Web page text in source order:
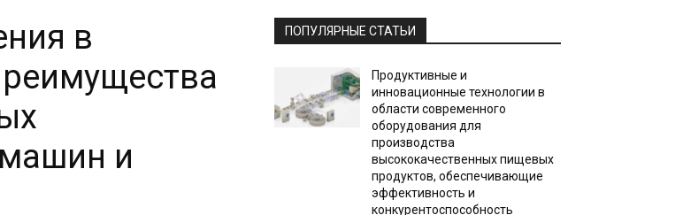
в
и
ПОПУЛЯРНЫЕ СТАТЬИ
Продуктивные и
инновационные технологии в
области современного
оборудования для
производства
высококачественных пищевых
продуктов, обеспечивающие
эффективность и
конкурентоспособность